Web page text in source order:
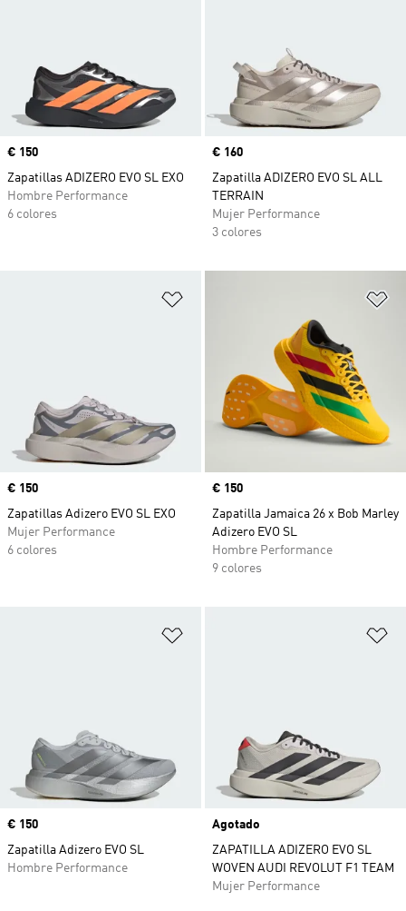
Precio
€ 150
Zapatillas ADIZERO EVO SL EXO
Hombre Performance
6 colores
Precio
€ 160
Zapatilla ADIZERO EVO SL ALL
TERRAIN
Mujer Performance
3 colores
Precio
€ 150
Zapatillas Adizero EVO SL EXO
Mujer Performance
6 colores
Precio
€ 150
Zapatilla Jamaica 26 x Bob Marley
Adizero EVO SL
Hombre Performance
9 colores
Precio
€ 150
Zapatilla Adizero EVO SL
Hombre Performance
Agotado
ZAPATILLA ADIZERO EVO SL
WOVEN AUDI REVOLUT F1 TEAM
Mujer Performance